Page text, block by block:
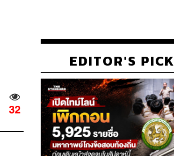
32
EDITOR'S PICK